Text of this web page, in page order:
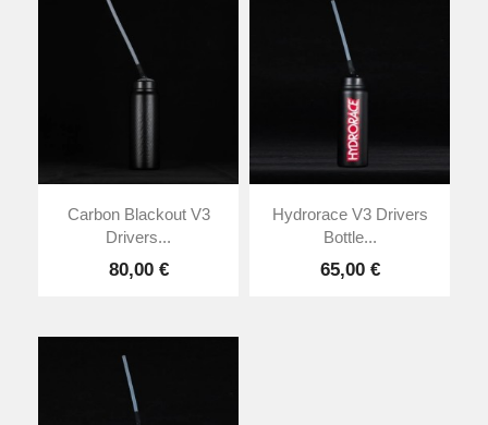
Carbon Blackout V3
Drivers...
80,00 €
Hydrorace V3 Drivers
Bottle...
65,00 €